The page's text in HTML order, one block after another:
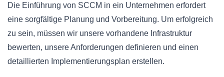
Die Einführung von SCCM in ein Unternehmen erfordert
eine sorgfältige Planung und Vorbereitung. Um erfolgreich
zu sein, müssen wir unsere vorhandene Infrastruktur
bewerten, unsere Anforderungen definieren und einen
detaillierten Implementierungsplan erstellen.